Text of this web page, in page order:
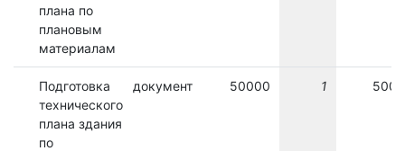
плана по
плановым
материалам
Подготовка
технического
плана здания
по
документ 50000 1